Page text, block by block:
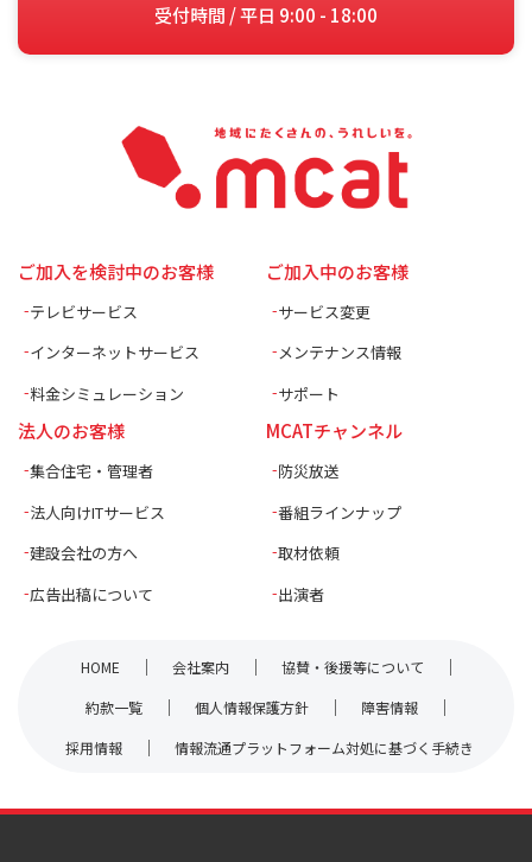
受付時間 / 平日 9:00 - 18:00
ご加入を検討中のお客様
テレビサービス
インターネットサービス
料金シミュレーション
ご加入中のお客様
サービス変更
メンテナンス情報
サポート
法人のお客様
集合住宅・管理者
法人向けITサービス
建設会社の方へ
広告出稿について
MCATチャンネル
防災放送
番組ラインナップ
取材依頼
出演者
HOME 会社案内
協賛・後援等について
約款一覧
個人情報保護方針
障害情報
採用情報
情報流通プラットフォーム対処に基づく手続き